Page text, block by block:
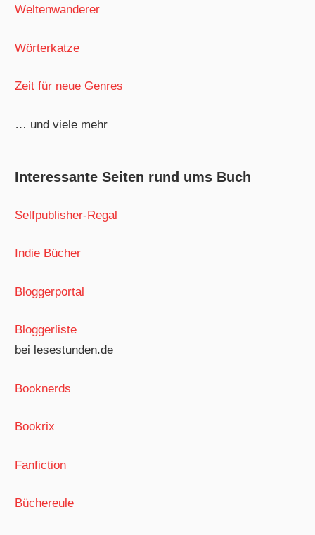
Weltenwanderer
Wörterkatze
Zeit für neue Genres
… und viele mehr
Interessante Seiten rund ums Buch
Selfpublisher-Regal
Indie Bücher
Bloggerportal
Bloggerliste
bei lesestunden.de
Booknerds
Bookrix
Fanfiction
Büchereule